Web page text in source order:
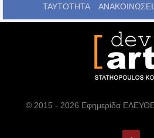
ΤΑΥΤΟΤΗΤΑ
© 2015 - 2026 Εφημερίδα